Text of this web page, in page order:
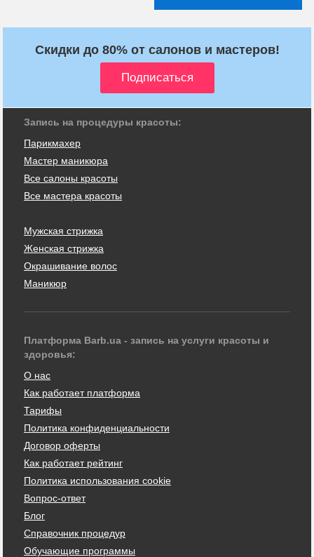
Скидки до 80% от салонов и мастеров!
Запись на процедуры красоты:
Парикмахер
Мастер маникюра
Все салоны красоты
Все мастера красоты
Мужская стрижка
Женская стрижка
Окрашивание волос
Маникюр
Платформа Barb.ua - запись на услуги красоты и
здоровья:
О нас
Как работает платформа
Тарифы
Политика конфиденциальности
Договор оферты
Как работает рейтинг
Политика использования cookie
Вопрос-ответ
Блог
Справочник процедур
Обучающие программы